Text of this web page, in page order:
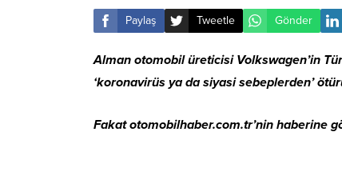
Paylaş Tweetle Gönder
Alman otomobil üreticisi Volkswagen’in
‘koronavirüs ya da siyasi sebeplerden’
Fakat otomobilhaber.com.tr’nin haberine